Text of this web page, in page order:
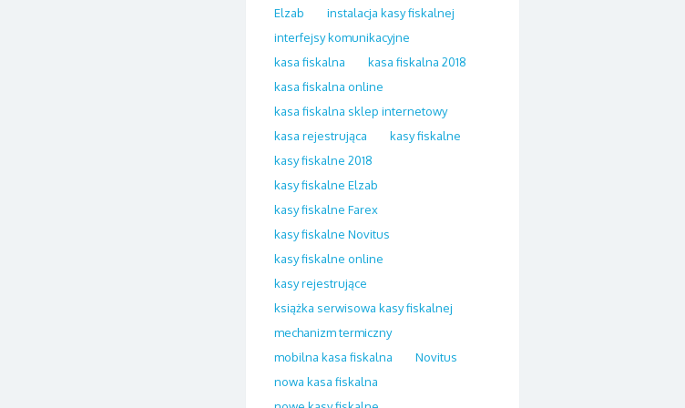
Elzab
instalacja kasy fiskalnej
interfejsy komunikacyjne
kasa fiskalna
kasa fiskalna 2018
kasa fiskalna online
kasa fiskalna sklep internetowy
kasa rejestrująca
kasy fiskalne
kasy fiskalne 2018
kasy fiskalne Elzab
kasy fiskalne Farex
kasy fiskalne Novitus
kasy fiskalne online
kasy rejestrujące
książka serwisowa kasy fiskalnej
mechanizm termiczny
mobilna kasa fiskalna
Novitus
nowa kasa fiskalna